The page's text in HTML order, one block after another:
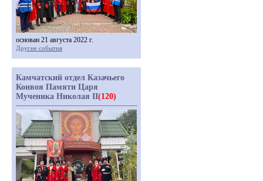
основан 21 августа 2022 г.
Другие события
Камчатский отдел Казачьего
Конвоя Памяти Царя
Мученика Николая II(120)